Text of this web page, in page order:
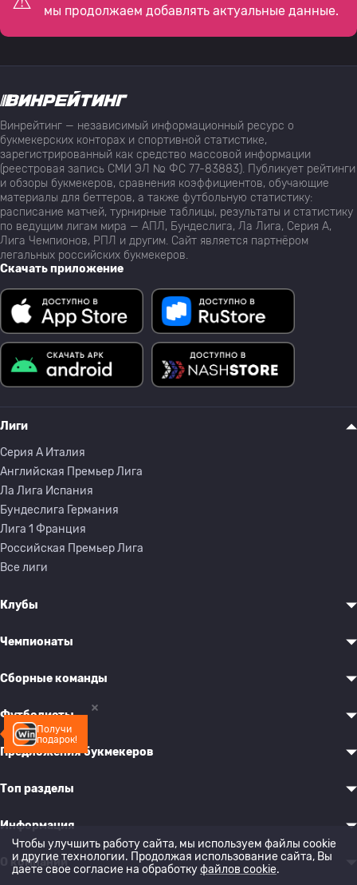
мы продолжаем добавлять актуальные данные.
Получи
подарок!
Винрейтинг — независимый информационный ресурс о
букмекерских конторах и спортивной статистике,
зарегистрированный как средство массовой информации
(реестровая запись СМИ ЭЛ № ФС 77-83883). Публикует рейтинги
и обзоры букмекеров, сравнения коэффициентов, обучающие
материалы для беттеров, а также футбольную статистику:
расписание матчей, турнирные таблицы, результаты и статистику
по ведущим лигам мира — АПЛ, Бундеслига, Ла Лига, Серия А,
Лига Чемпионов, РПЛ и другим. Сайт является партнёром
легальных российских букмекеров.
Скачать приложение
Лиги
Серия A Италия
Английская Премьер Лига
Ла Лига Испания
Бундеслига Германия
Лига 1 Франция
Российская Премьер Лига
Все лиги
Клубы
Чемпионаты
Сборные команды
Футболисты
Предложения букмекеров
Топ разделы
Информация
О компании
Чтобы улучшить работу сайта, мы используем файлы cookie
и другие технологии. Продолжая использование сайта, Вы
даете свое согласие на обработкуфайлов cookie.